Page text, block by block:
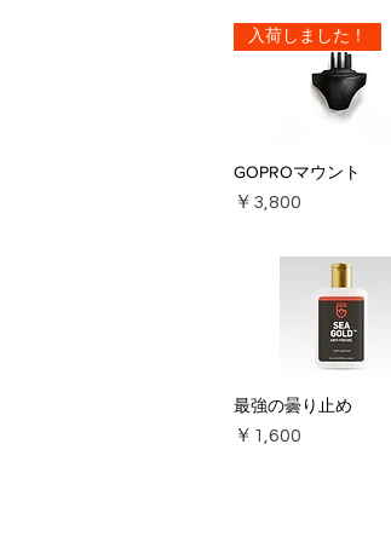
入荷しました！
GOPROマウント
価格
￥3,800
最強の曇り止め
価格
￥1,600